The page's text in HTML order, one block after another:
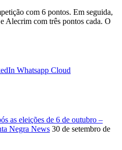
com 6 pontos. Em seguida,
Alecrim com três pontos cada. O
Whatsapp Cloud
as eleições de 6 de outubro –
Negra News 30 de setembro de